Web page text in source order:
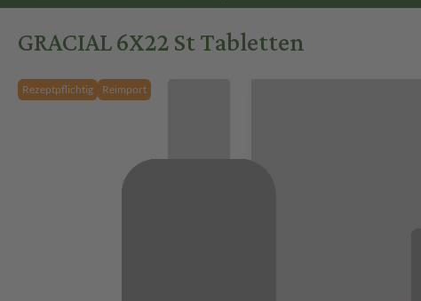
GRACIAL 6X22 St Tabletten
Rezeptpflichtig Reimport